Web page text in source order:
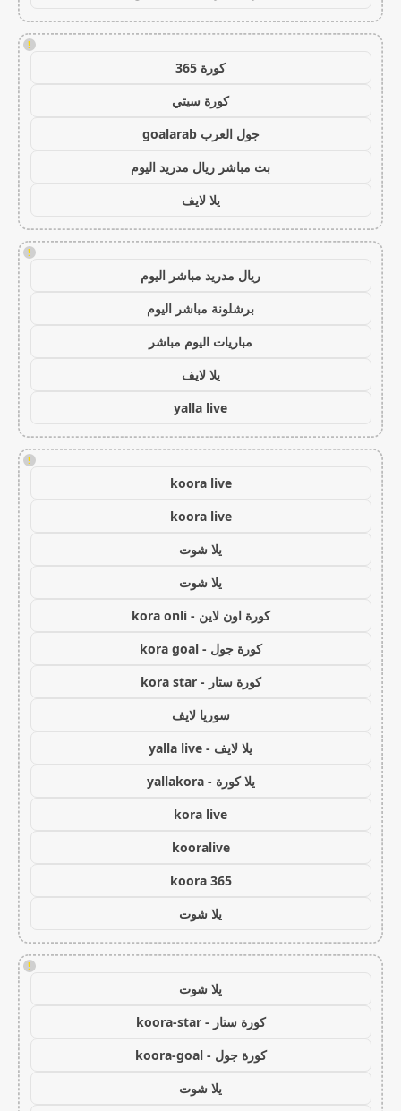
!
كورة 365
كورة سيتي
جول العرب goalarab
بث مباشر ريال مدريد اليوم
يلا لايف
!
ريال مدريد مباشر اليوم
برشلونة مباشر اليوم
مباريات اليوم مباشر
يلا لايف
yalla live
!
koora live
koora live
يلا شوت
يلا شوت
كورة اون لاين - kora onli
كورة جول - kora goal
كورة ستار - kora star
سوريا لايف
يلا لايف - yalla live
يلا كورة - yallakora
kora live
kooralive
koora 365
يلا شوت
!
يلا شوت
كورة ستار - koora-star
كورة جول - koora-goal
يلا شوت